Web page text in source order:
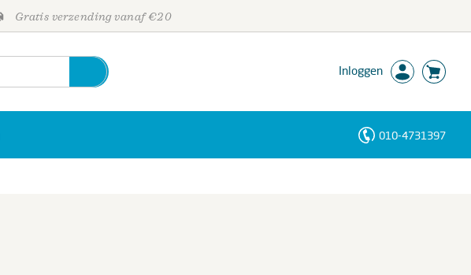
Gratis verzending vanaf €20
Inloggen
010-4731397
Personen